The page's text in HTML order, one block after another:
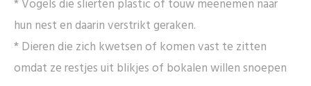
* Vogels die slierten plastic of touw meenemen naar
hun nest en daarin verstrikt geraken.
* Dieren die zich kwetsen of komen vast te zitten
omdat ze restjes uit blikjes of bokalen willen snoepen